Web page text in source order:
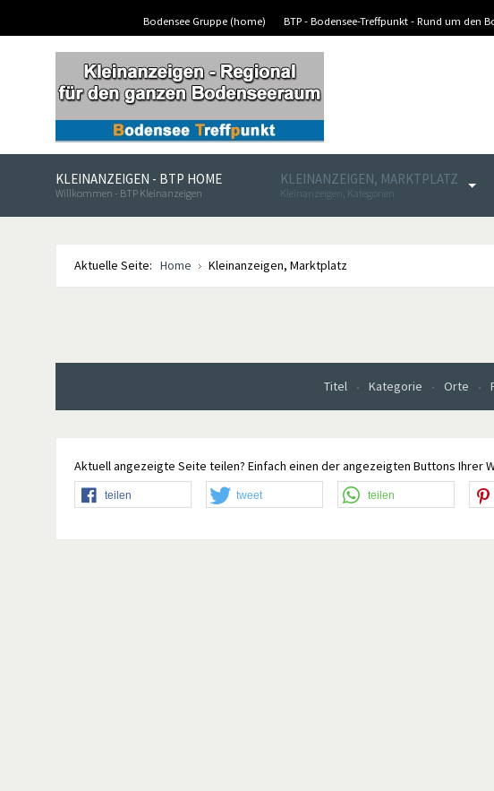
Bodensee Gruppe (home) BTP - Bodensee-Treffpunkt - Rund um den
KLEINANZEIGEN - BTP HOME
Willkommen - BTP Kleinanzeigen
KLEINANZEIGEN, MARKTPLATZ
Kleinanzeigen, Kategorien
Aktuelle Seite: Home Kleinanzeigen, Marktplatz
Titel Kategorie Orte
Aktuell angezeigte Seite teilen? Einfach einen der angezeigten Buttons Ihrer
teilen tweet teilen